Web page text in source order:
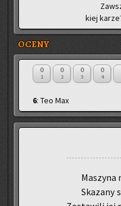
kiej
OCENY
0
1
0
2
0
3
0
4
6: Teo Max
Ma­szy­na
Ska­za­ny